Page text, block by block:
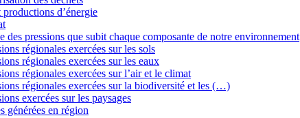
d’énergie
des pressions que subit chaque composante de notre environnement
régionales exercées sur les sols
régionales exercées sur les eaux
régionales exercées sur l’air et le climat
régionales exercées sur la biodiversité et les (…)
exercées sur les paysages
générées en région